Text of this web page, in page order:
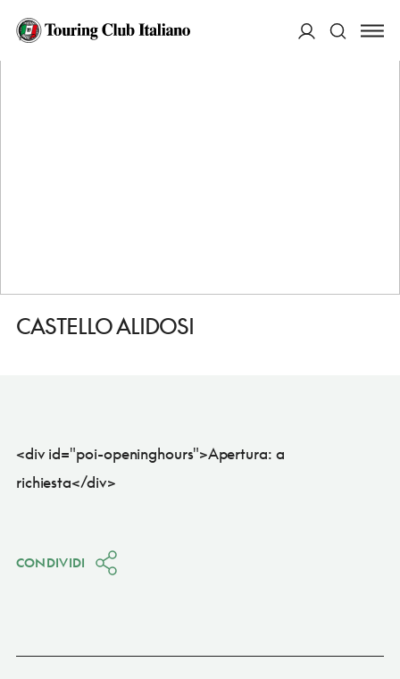
HOME
CASTELLO ALIDOSI
<div id="poi-openinghours">Apertura: a
richiesta</div>
CONDIVIDI